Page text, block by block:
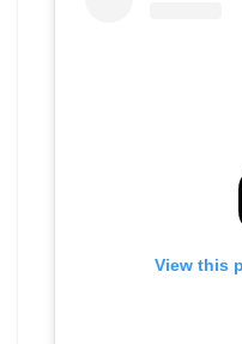
View this